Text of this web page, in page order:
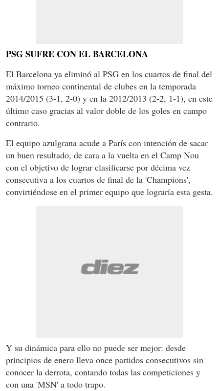
PSG SUFRE CON EL BARCELONA
El Barcelona ya eliminó al PSG en los cuartos de final del
máximo torneo continental de clubes en la temporada
2014/2015 (3-1, 2-0) y en la 2012/2013 (2-2, 1-1), en este
último caso gracias al valor doble de los goles en campo
contrario.
El equipo azulgrana acude a París con intención de sacar
un buen resultado, de cara a la vuelta en el Camp Nou
con el objetivo de lograr clasificarse por décima vez
consecutiva a los cuartos de final de la 'Champions',
convirtiéndose en el primer equipo que lograría esta gesta.
Y su dinámica para ello no puede ser mejor: desde
principios de enero lleva once partidos consecutivos sin
conocer la derrota, contando todas las competiciones y
con una 'MSN' a todo trapo.